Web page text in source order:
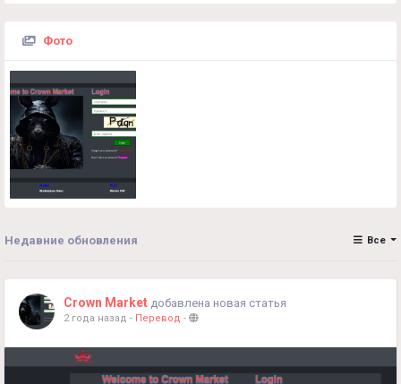
Фото
Недавние обновления Все
Crown Market добавлена новая статья
2 года назад - Перевод -